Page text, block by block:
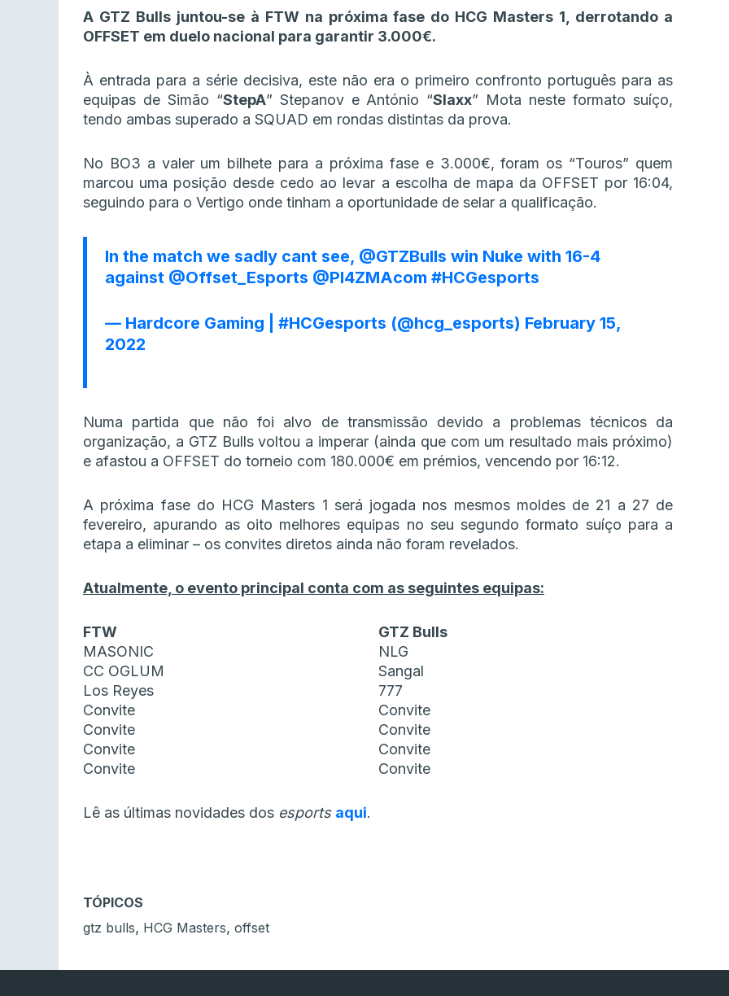
A GTZ Bulls juntou-se à FTW na próxima fase do HCG Masters 1, derrotando a
OFFSET em duelo nacional para garantir 3.000€.
À entrada para a série decisiva, este não era o primeiro confronto português para as
equipas de Simão “StepA” Stepanov e António “Slaxx” Mota neste formato suíço,
tendo ambas superado a SQUAD em rondas distintas da prova.
No BO3 a valer um bilhete para a próxima fase e 3.000€, foram os “Touros” quem
marcou uma posição desde cedo ao levar a escolha de mapa da OFFSET por 16:04,
seguindo para o Vertigo onde tinham a oportunidade de selar a qualificação.
In the match we sadly cant see, @GTZBulls win Nuke with 16-4
against @Offset_Esports @Pl4ZMAcom #HCGesports
— Hardcore Gaming | #HCGesports (@hcg_esports) February 15,
2022
Numa partida que não foi alvo de transmissão devido a problemas técnicos da
organização, a GTZ Bulls voltou a imperar (ainda que com um resultado mais próximo)
e afastou a OFFSET do torneio com 180.000€ em prémios, vencendo por 16:12.
A próxima fase do HCG Masters 1 será jogada nos mesmos moldes de 21 a 27 de
fevereiro, apurando as oito melhores equipas no seu segundo formato suíço para a
etapa a eliminar – os convites diretos ainda não foram revelados.
Atualmente, o evento principal conta com as seguintes equipas:
FTW
GTZ Bulls
MASONIC
NLG
CC OGLUM
Sangal
Los Reyes
777
Convite
Convite
Convite
Convite
Convite
Convite
Convite
Convite
Lê as últimas novidades dos esports aqui.
TÓPICOS
gtz bulls, HCG Masters, offset